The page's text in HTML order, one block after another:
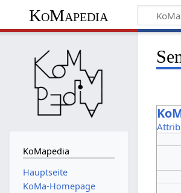
KoMapedia
KoMapedia
Hauptseite
KoMa-Homepage